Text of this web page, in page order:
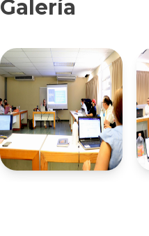
Galería